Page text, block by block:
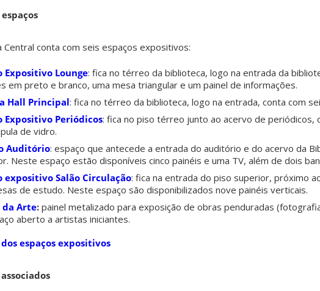
Central conta com seis espaços expositivos:
Expositivo Lounge: fica no térreo da biblioteca, logo na entrada da
em preto e branco, uma mesa triangular e um painel de informações.
Hall Principal: fica no térreo da biblioteca, logo na entrada, conta com
Expositivo Periódicos: fica no piso térreo junto ao acervo de periódicos,
de vidro.
Auditório: espaço que antecede a entrada do auditório e do acervo da
Neste espaço estão disponíveis cinco painéis e uma TV, além de dois
expositivo Salão Circulação: fica na entrada do piso superior, próximo
de estudo. Neste espaço são disponibilizados nove painéis verticais.
da Arte: painel metalizado para exposição de obras penduradas
aberto a artistas iniciantes.
espaços expositivos